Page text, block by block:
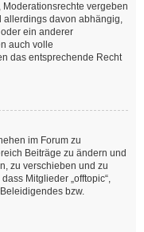
vergeben
allerdings davon abhängig,
ein anderer
auch volle
das entsprechende Recht
im Forum zu
Beiträge zu ändern und
zu verschieben und zu
Mitglieder „offtopic“,
bzw.